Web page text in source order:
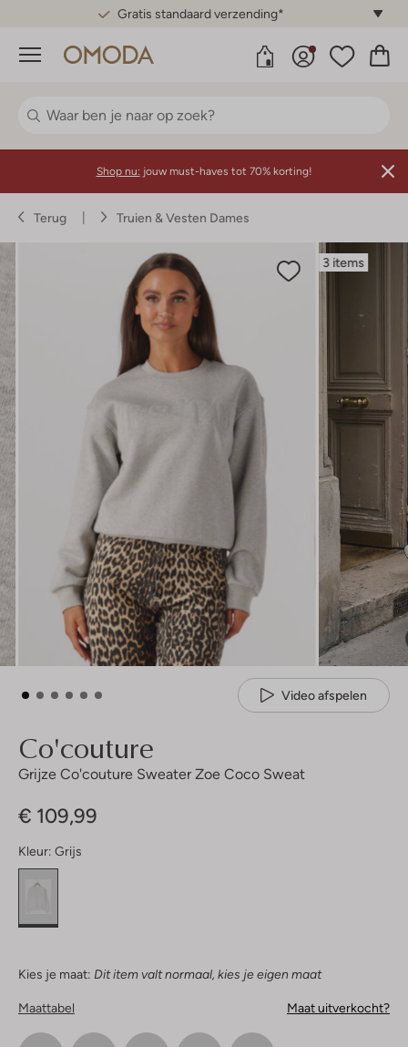
Gratis standaard verzending*
Menu
Shop nu: jouw must-haves tot 70% korting!
Terug Truien & Vesten Dames
3 items
Video afspelen
Co'couture
Grijze Co'couture Sweater Zoe Coco Sweat
€ 109,99
Kleur: Grijs
Kies je maat: Dit item valt normaal, kies je eigen maat
Maattabel Maat uitverkocht?